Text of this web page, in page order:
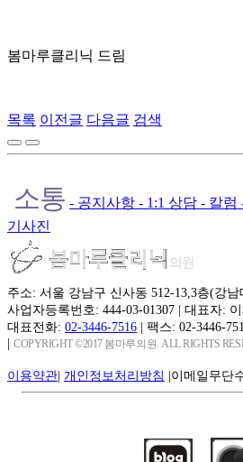
봄마루클리닉 드림
목록 이전글 다음글 검색
소통 - 공지사항 - 1:1 상담 - 칼럼
기사진
주소: 서울 강남구 신사동 512-13,3층(강남
사업자등록번호: 444-03-01307 | 대표자:
대표전화: 02-3446-7516 | 팩스: 02-3446-
| COPYRIGHT ©2017 봄마루의원. ALL RIGHTS
이용약관| 개인정보처리방침 |이메일무단